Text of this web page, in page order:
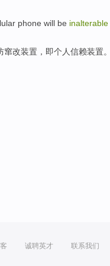
phone will be inalterable
窜改装置 ，即个人信赖装置。
诚聘英才 联系我们